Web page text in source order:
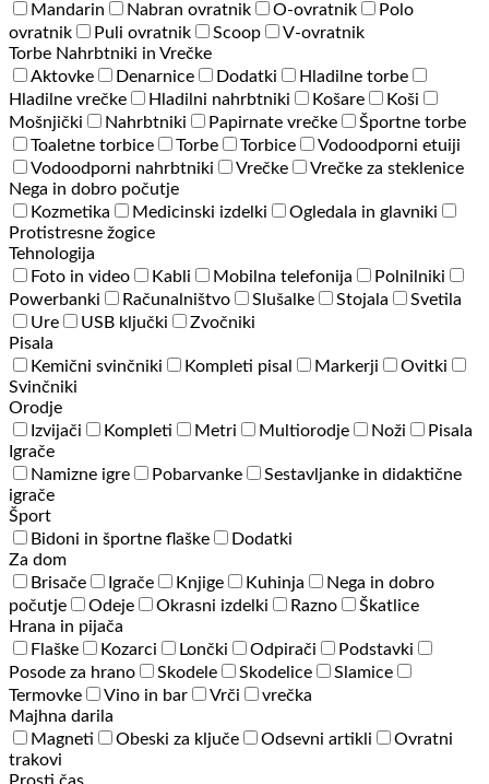
Mandarin
Nabran ovratnik O-ovratnik
Polo
ovratnik
Puli ovratnik Scoop
V-ovratnik
Torbe Nahrbtniki in Vrečke
Aktovke
Denarnice Dodatki
Hladilne torbe
Hladilne vrečke
Hladilni nahrbtniki Košare
Koši
Mošnjički
Nahrbtniki Papirnate vrečke
Športne torbe
Toaletne torbice
Torbe Torbice
Vodoodporni etuiji
Vodoodporni nahrbtniki
Vrečke
Vrečke za steklenice
Nega in dobro počutje
Kozmetika
Medicinski izdelki
Ogledala in glavniki
Protistresne žogice
Tehnologija
Foto in video
Kabli Mobilna telefonija
Polnilniki
Powerbanki
Računalništvo Slušalke Stojala
Svetila
Ure
USB ključki
Zvočniki
Pisala
Kemični svinčniki
Kompleti pisal Markerji
Ovitki
Svinčniki
Orodje
Izvijači
Kompleti Metri Multiorodje Noži
Pisala
Igrače
Namizne igre
Pobarvanke
Sestavljanke in didaktične
igrače
Šport
Bidoni in športne flaške
Dodatki
Za dom
Brisače
Igrače Knjige Kuhinja
Nega in dobro
počutje
Odeje Okrasni izdelki Razno
Škatlice
Hrana in pijača
Flaške
Kozarci Lončki Odpirači
Podstavki
Posode za hrano
Skodele Skodelice
Slamice
Termovke
Vino in bar Vrči
vrečka
Majhna darila
Magneti
Obeski za ključe Odsevni artikli
Ovratni
trakovi